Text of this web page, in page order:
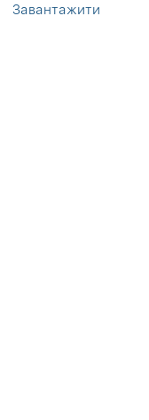
Завантажити